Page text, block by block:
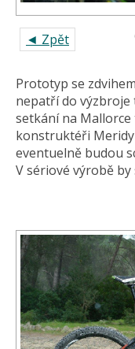
◄ Zpět
Prototyp se
nepatří do výzbroje
setkání na
konstruktéři
eventuelně budou
V sériové výrobě